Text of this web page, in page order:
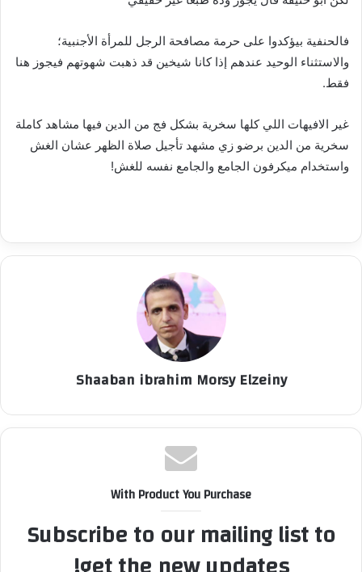
فالحنفية بيؤكدوا على حرمة مصافحة الرجل للمرأة الأجنبية؛
والاستثناء الوحيد عندهم إذا كانا شيخين قد ذهبت شهوتهم فيجوز هنا
فقط.
غير الافيهات اللي كلها سخرية بشكل فج من الدين فيها مشاهد كاملة
سخرية من الدين برضو زي مشهد تأجيل صلاة الظهر عشان الغش
واستخدام ميكرفون الجامع والجامع نفسه للغش!
Shaaban ibrahim Morsy Elzeiny
With Product You Purchase
Subscribe to our mailing list to